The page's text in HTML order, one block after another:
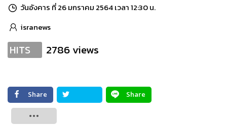
วันอังคาร ที่ 26 มกราคม 2564 เวลา 12:30 น.
isranews
HITS 2786 views
Share
Share